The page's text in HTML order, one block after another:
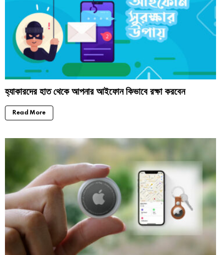
হ্যাকারদের হাত থেকে আপনার আইফোন কিভাবে রক্ষা করবেন
Read More